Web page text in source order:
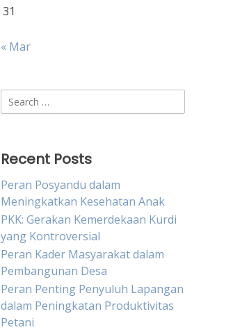
31
« Mar
Search
for:
Recent Posts
Peran Posyandu dalam
Meningkatkan Kesehatan Anak
PKK: Gerakan Kemerdekaan Kurdi
yang Kontroversial
Peran Kader Masyarakat dalam
Pembangunan Desa
Peran Penting Penyuluh Lapangan
dalam Peningkatan Produktivitas
Petani